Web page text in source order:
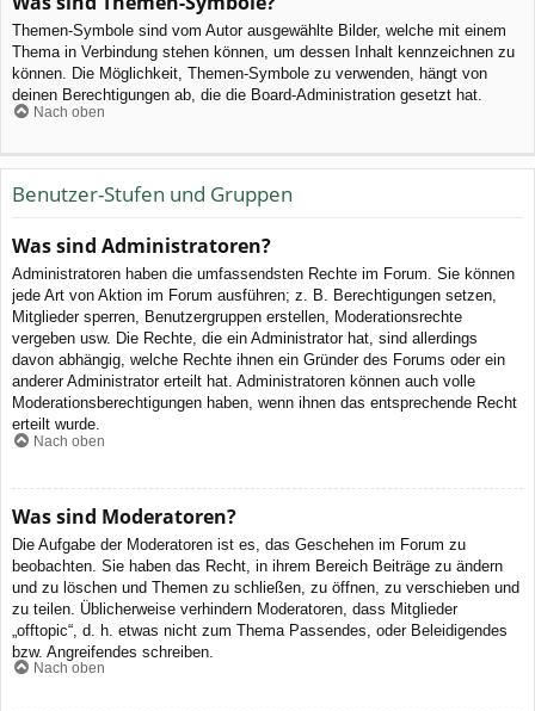
Themen-Symbole sind vom Autor ausgewählte Bilder, welche mit einem
Thema in Verbindung stehen können, um dessen Inhalt kennzeichnen zu
können. Die Möglichkeit, Themen-Symbole zu verwenden, hängt von
deinen Berechtigungen ab, die die Board-Administration gesetzt hat.
Nach oben
Benutzer-Stufen und Gruppen
Was sind Administratoren?
Administratoren haben die umfassendsten Rechte im Forum. Sie können
jede Art von Aktion im Forum ausführen; z. B. Berechtigungen setzen,
Mitglieder sperren, Benutzergruppen erstellen, Moderationsrechte
vergeben usw. Die Rechte, die ein Administrator hat, sind allerdings
davon abhängig, welche Rechte ihnen ein Gründer des Forums oder ein
anderer Administrator erteilt hat. Administratoren können auch volle
Moderationsberechtigungen haben, wenn ihnen das entsprechende Recht
erteilt wurde.
Nach oben
Was sind Moderatoren?
Die Aufgabe der Moderatoren ist es, das Geschehen im Forum zu
beobachten. Sie haben das Recht, in ihrem Bereich Beiträge zu ändern
und zu löschen und Themen zu schließen, zu öffnen, zu verschieben und
zu teilen. Üblicherweise verhindern Moderatoren, dass Mitglieder
„offtopic“, d. h. etwas nicht zum Thema Passendes, oder Beleidigendes
bzw. Angreifendes schreiben.
Nach oben